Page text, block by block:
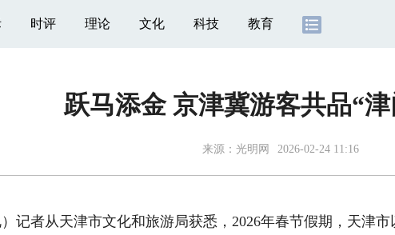
时评 理论 文化 科技 教育
跃马添金 京津冀游客共品“
来源： 光明网 2026-02-24 11:16
者从天津市文化和旅游局获悉，2026年春节假期，天津市